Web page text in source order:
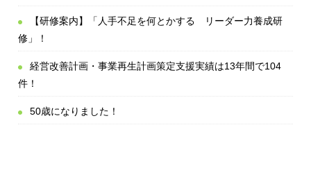
【研修案内】「人手不足を何とかする リーダー力養成研
修」！
経営改善計画・事業再生計画策定支援実績は13年間で104
件！
50歳になりました！